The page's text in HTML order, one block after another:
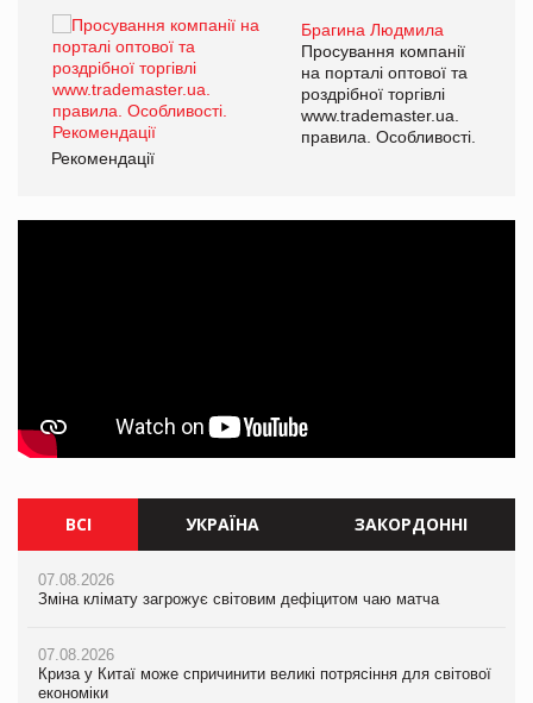
Брагина Людмила
Просування компанії
на порталі оптової та
роздрібної торгівлі
www.trademaster.ua.
правила. Особливості.
Рекомендації
ВСІ УКРАЇНА ЗАКОРДОННІ
07.08.2026
Зміна клімату загрожує світовим дефіцитом чаю матча
07.08.2026
Криза у Китаї може спричинити великі потрясіння для світової
економіки
07.08.2026
Зміна клімату загрожує світовим дефіцитом чаю матча
07.08.2026
Криза у Китаї може спричинити великі потрясіння для світової
економіки
07.08.2026
Зміна клімату загрожує світовим дефіцитом чаю матча
07.08.2026
Криза у Китаї може спричинити великі потрясіння для світової
економіки